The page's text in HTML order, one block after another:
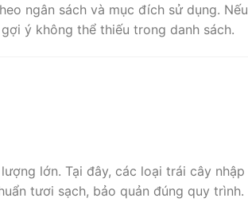
ngân sách và mục đích sử dụng. Nếu
ý không thể thiếu trong danh sách.
lớn. Tại đây, các loại trái cây nhập
tươi sạch, bảo quản đúng quy trình.